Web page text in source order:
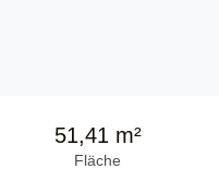
51,41 m²
Fläche